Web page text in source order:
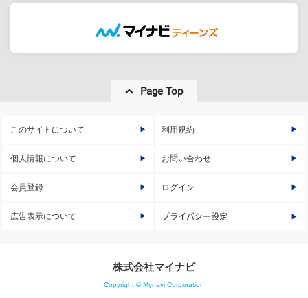
Page Top
このサイトについて 利用規約
個人情報について お問い合わせ
会員登録 ログイン
広告表示について プライバシー設定
株式会社マイナビ
Copyright © Mynavi Corporation